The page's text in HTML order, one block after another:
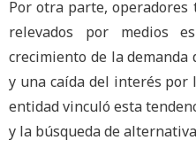
Por otra parte, operadores
relevados por medios
crecimiento de la demanda
y una caída del interés por
entidad vinculó esta
y la búsqueda de